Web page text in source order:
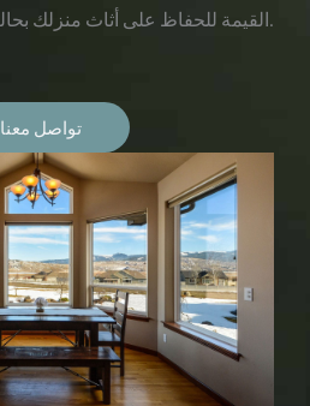
القيمة للحفاظ على أثاث منزلك بحالة جيدة وتجنب التلف.
تواصل معنا